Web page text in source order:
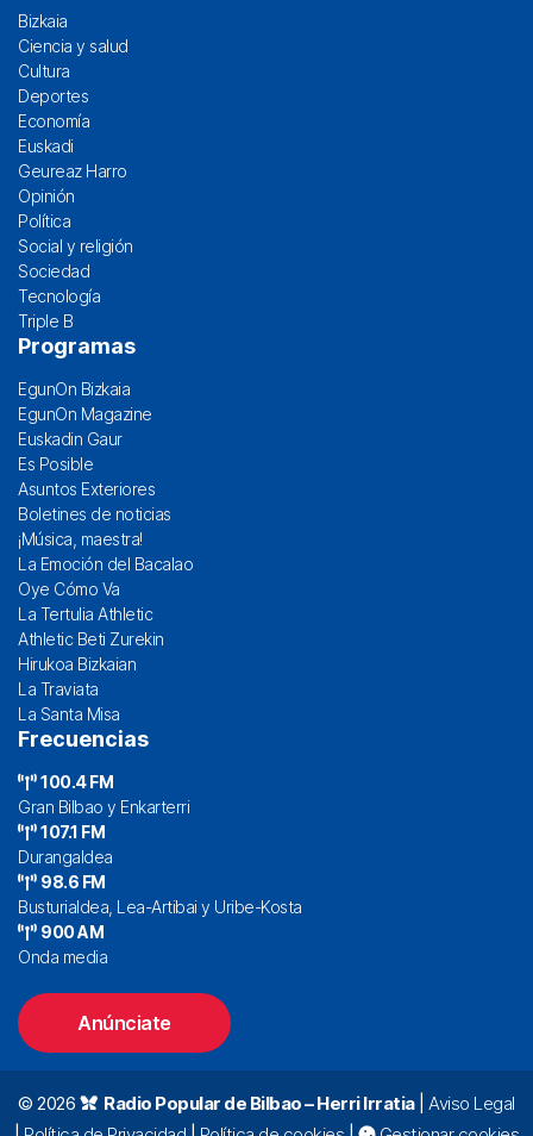
Bizkaia
Ciencia y salud
Cultura
Deportes
Economía
Euskadi
Geureaz Harro
Opinión
Política
Social y religión
Sociedad
Tecnología
Triple B
Programas
EgunOn Bizkaia
EgunOn Magazine
Euskadin Gaur
Es Posible
Asuntos Exteriores
Boletines de noticias
¡Música, maestra!
La Emoción del Bacalao
Oye Cómo Va
La Tertulia Athletic
Athletic Beti Zurekin
Hirukoa Bizkaian
La Traviata
La Santa Misa
Frecuencias
100.4 FM
Gran Bilbao y Enkarterri
107.1 FM
Durangaldea
98.6 FM
Busturialdea, Lea-Artibai y Uribe-Kosta
900 AM
Onda media
Anúnciate
© 2026 Radio Popular de Bilbao – Herri Irratia| Aviso Legal